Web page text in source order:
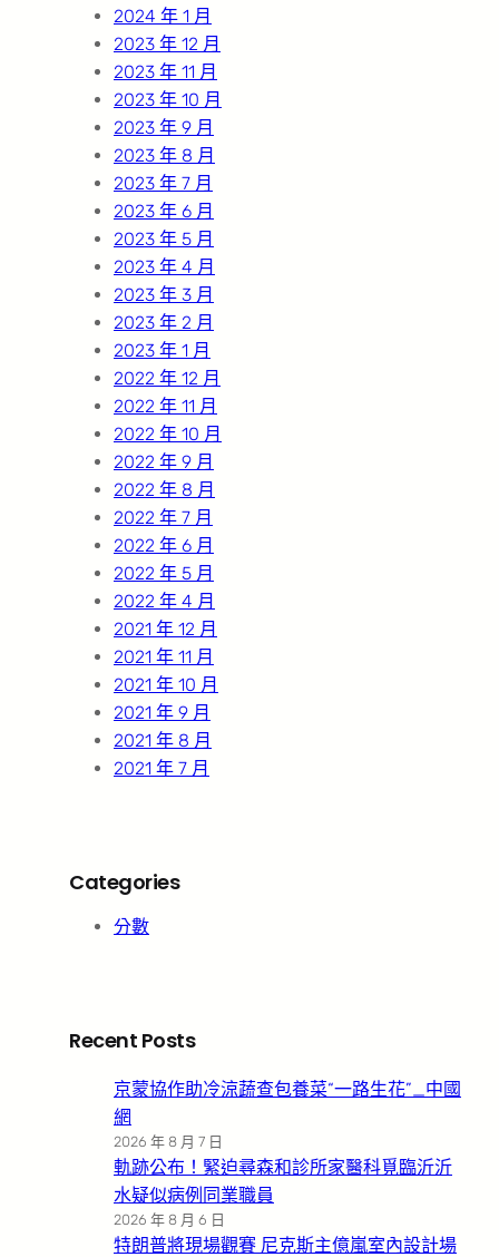
2024 年 1 月
2023 年 12 月
2023 年 11 月
2023 年 10 月
2023 年 9 月
2023 年 8 月
2023 年 7 月
2023 年 6 月
2023 年 5 月
2023 年 4 月
2023 年 3 月
2023 年 2 月
2023 年 1 月
2022 年 12 月
2022 年 11 月
2022 年 10 月
2022 年 9 月
2022 年 8 月
2022 年 7 月
2022 年 6 月
2022 年 5 月
2022 年 4 月
2021 年 12 月
2021 年 11 月
2021 年 10 月
2021 年 9 月
2021 年 8 月
2021 年 7 月
Categories
分數
Recent Posts
京蒙協作助冷涼蔬查包養菜“一路生花”_中國
網
2026 年 8 月 7 日
軌跡公布！緊迫尋森和診所家醫科覓臨沂沂
水疑似病例同業職員
2026 年 8 月 6 日
特朗普將現場觀賽 尼克斯主億嵐室內設計場